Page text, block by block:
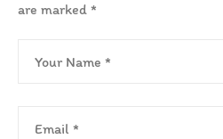
are marked *